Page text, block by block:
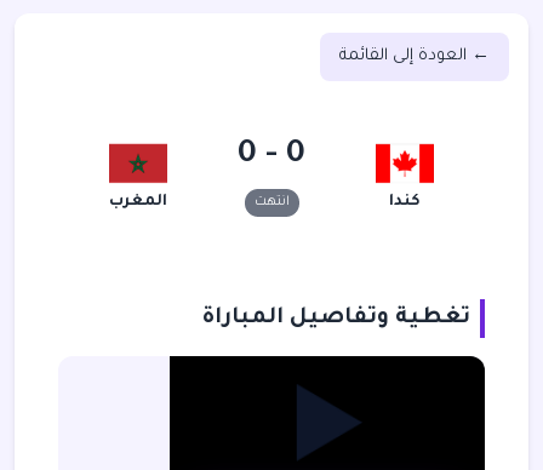
← العودة إلى القائمة
كندا
0 - 0
انتهت المغرب
تغطية وتفاصيل المباراة